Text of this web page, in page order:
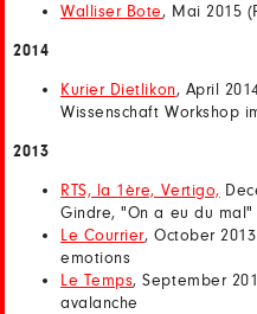
Walliser Bote, Mai 2015
2014
Kurier Dietlikon, April
Wissenschaft Workshop
2013
RTS, la 1ère, Vertigo,
Gindre, "On a eu du mal"
Le Courrier, October
emotions
Le Temps, September
avalanche